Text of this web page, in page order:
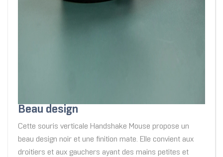
Beau design
Cette souris verticale Handshake Mouse propose un
beau design noir et une finition mate. Elle convient aux
droitiers et aux gauchers ayant des mains petites et